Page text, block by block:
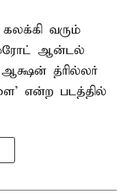
கலக்கி வரும்
ஆன்டல்
த்ரில்லர்
என்ற படத்தில்